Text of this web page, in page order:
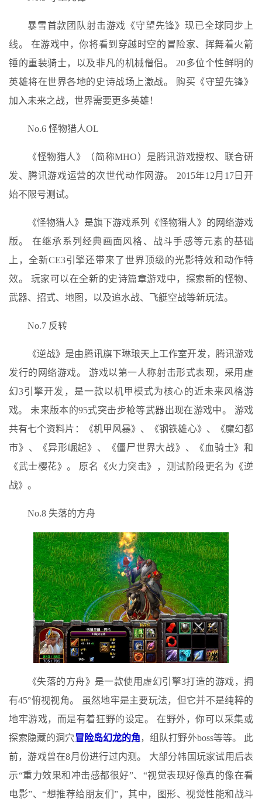
暴雪首款团队射击游戏《守望先锋》现已全球同步上
线。 在游戏中，你将看到穿越时空的冒险家、挥舞着火箭
锤的重装骑士，以及非凡的机械僧侣。 20多位个性鲜明的
英雄将在世界各地的史诗战场上激战。 购买《守望先锋》
加入未来之战，世界需要更多英雄！
No.6 怪物猎人OL
《怪物猎人》（简称MHO）是腾讯游戏授权、联合研
发、腾讯游戏运营的次世代动作网游。 2015年12月17日开
始不限号测试。
《怪物猎人》是旗下游戏系列《怪物猎人》的网络游戏
版。 在继承系列经典画面风格、战斗手感等元素的基础
上，全新CE3引擎还带来了世界顶级的光影特效和动作特
效。 玩家可以在全新的史诗篇章游戏中，探索新的怪物、
武器、招式、地图，以及追水战、飞艇空战等新玩法。
No.7 反转
《逆战》是由腾讯旗下琳琅天上工作室开发，腾讯游戏
发行的网络游戏。 游戏以第一人称射击形式表现，采用虚
幻3引擎开发，是一款以机甲模式为核心的近未来风格游
戏。 未来版本的95式突击步枪等武器出现在游戏中。 游戏
共有七个资料片：《机甲风暴》、《钢铁雄心》、《魔幻都
市》、《异形崛起》、《僵尸世界大战》、《血骑士》和
《武士樱花》。 原名《火力突击》，测试阶段更名为《逆
战》。
No.8 失落的方舟
《失落的方舟》是一款使用虚幻引擎3打造的游戏，拥
有45°俯视视角。 虽然地牢是主要玩法，但它并不是纯粹的
地牢游戏，而是有着狂野的设定。 在野外，你可以采集或
探索隐藏的洞穴冒险岛幻龙的角，组队打野外boss等等。 此
前，游戏曾在8月份进行过内测。 大部分韩国玩家试用后表
示“重力效果和冲击感都很好”、“视觉表现好像真的像在看
电影”、“想推荐给朋友们”，其中，图形、视觉性能和战斗